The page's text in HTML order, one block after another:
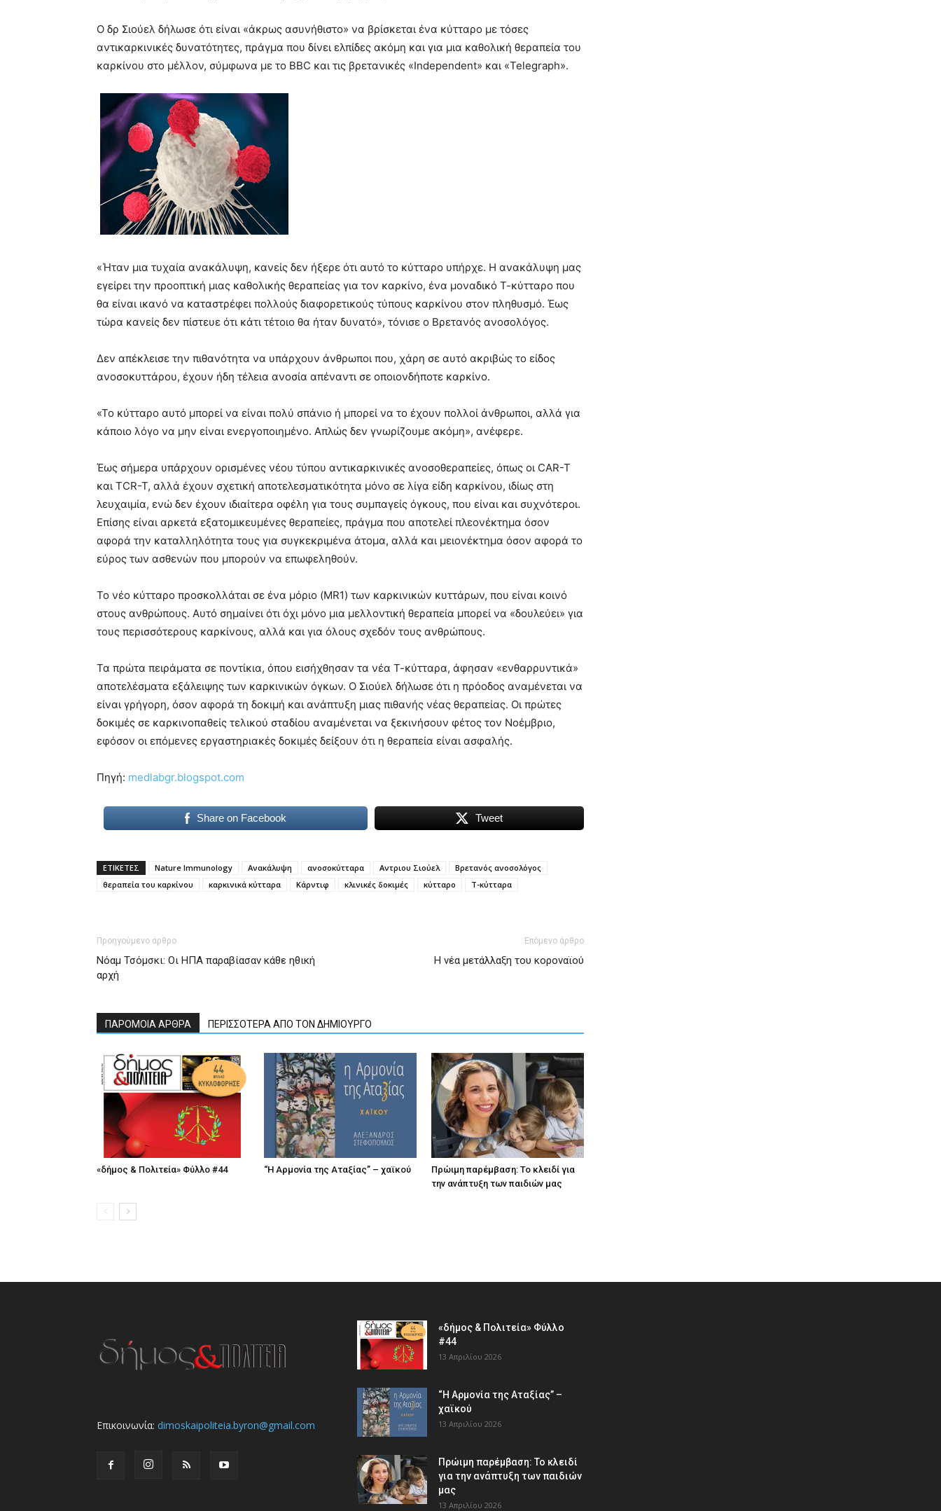
Ο δρ Σιούελ δήλωσε ότι είναι «άκρως ασυνήθιστο» να βρίσκεται ένα κύτταρο με τόσες
αντικαρκινικές δυνατότητες, πράγμα που δίνει ελπίδες ακόμη και για μια καθολική θεραπεία του
καρκίνου στο μέλλον, σύμφωνα με το BBC και τις βρετανικές «Independent» και «Telegraph».
«Ήταν μια τυχαία ανακάλυψη, κανείς δεν ήξερε ότι αυτό το κύτταρο υπήρχε. Η ανακάλυψη μας
εγείρει την προοπτική μιας καθολικής θεραπείας για τον καρκίνο, ένα μοναδικό Τ-κύτταρο που
θα είναι ικανό να καταστρέφει πολλούς διαφορετικούς τύπους καρκίνου στον πληθυσμό. Έως
τώρα κανείς δεν πίστευε ότι κάτι τέτοιο θα ήταν δυνατό», τόνισε ο Βρετανός ανοσολόγος.
Δεν απέκλεισε την πιθανότητα να υπάρχουν άνθρωποι που, χάρη σε αυτό ακριβώς το είδος
ανοσοκυττάρου, έχουν ήδη τέλεια ανοσία απέναντι σε οποιονδήποτε καρκίνο.
«Το κύτταρο αυτό μπορεί να είναι πολύ σπάνιο ή μπορεί να το έχουν πολλοί άνθρωποι, αλλά για
κάποιο λόγο να μην είναι ενεργοποιημένο. Απλώς δεν γνωρίζουμε ακόμη», ανέφερε.
Έως σήμερα υπάρχουν ορισμένες νέου τύπου αντικαρκινικές ανοσοθεραπείες, όπως οι CAR-T
και TCR-T, αλλά έχουν σχετική αποτελεσματικότητα μόνο σε λίγα είδη καρκίνου, ιδίως στη
λευχαιμία, ενώ δεν έχουν ιδιαίτερα οφέλη για τους συμπαγείς όγκους, που είναι και συχνότεροι.
Επίσης είναι αρκετά εξατομικευμένες θεραπείες, πράγμα που αποτελεί πλεονέκτημα όσον
αφορά την καταλληλότητα τους για συγκεκριμένα άτομα, αλλά και μειονέκτημα όσον αφορά το
εύρος των ασθενών που μπορούν να επωφεληθούν.
Το νέο κύτταρο προσκολλάται σε ένα μόριο (MR1) των καρκινικών κυττάρων, που είναι κοινό
στους ανθρώπους. Αυτό σημαίνει ότι όχι μόνο μια μελλοντική θεραπεία μπορεί να «δουλεύει» για
τους περισσότερους καρκίνους, αλλά και για όλους σχεδόν τους ανθρώπους.
Τα πρώτα πειράματα σε ποντίκια, όπου εισήχθησαν τα νέα Τ-κύτταρα, άφησαν «ενθαρρυντικά»
αποτελέσματα εξάλειψης των καρκινικών όγκων. Ο Σιούελ δήλωσε ότι η πρόοδος αναμένεται να
είναι γρήγορη, όσον αφορά τη δοκιμή και ανάπτυξη μιας πιθανής νέας θεραπείας. Οι πρώτες
δοκιμές σε καρκινοπαθείς τελικού σταδίου αναμένεται να ξεκινήσουν φέτος τον Νοέμβριο,
εφόσον οι επόμενες εργαστηριακές δοκιμές δείξουν ότι η θεραπεία είναι ασφαλής.
Πηγή: medlabgr.blogspot.com
Share on Facebook Tweet
ΕΤΙΚΕΤΕΣ Nature Immunology Ανακάλυψη ανοσοκύτταρα Αντριου Σιούελ
Βρετανός ανοσολόγος
θεραπεία του καρκίνου
καρκινικά κύτταρα Κάρντιφ κλινικές δοκιμές κύτταρο Τ-κύτταρα
Προηγούμενο άρθρο
Νόαμ Τσόμσκι: Οι ΗΠΑ παραβίασαν κάθε ηθική
αρχή
Επόμενο άρθρο
Η νέα μετάλλαξη του κοροναϊού
ΠΑΡΟΜΟΙΑ ΑΡΘΡΑ ΠΕΡΙΣΣΟΤΕΡΑ ΑΠΟ ΤΟΝ ΔΗΜΙΟΥΡΓΟ
«δήμος & Πολιτεία» Φύλλο #44 “Η Αρμονία της Αταξίας” – χαϊκού
Πρώιμη παρέμβαση: Το κλειδί για
την ανάπτυξη των παιδιών µας
Επικοινωνία: dimoskaipoliteia.byron@gmail.com
«δήμος & Πολιτεία» Φύλλο
#44
13 Απριλίου 2026
“Η Αρμονία της Αταξίας” –
χαϊκού
13 Απριλίου 2026
Πρώιμη παρέμβαση: Το κλειδί
για την ανάπτυξη των παιδιών
µας
13 Απριλίου 2026